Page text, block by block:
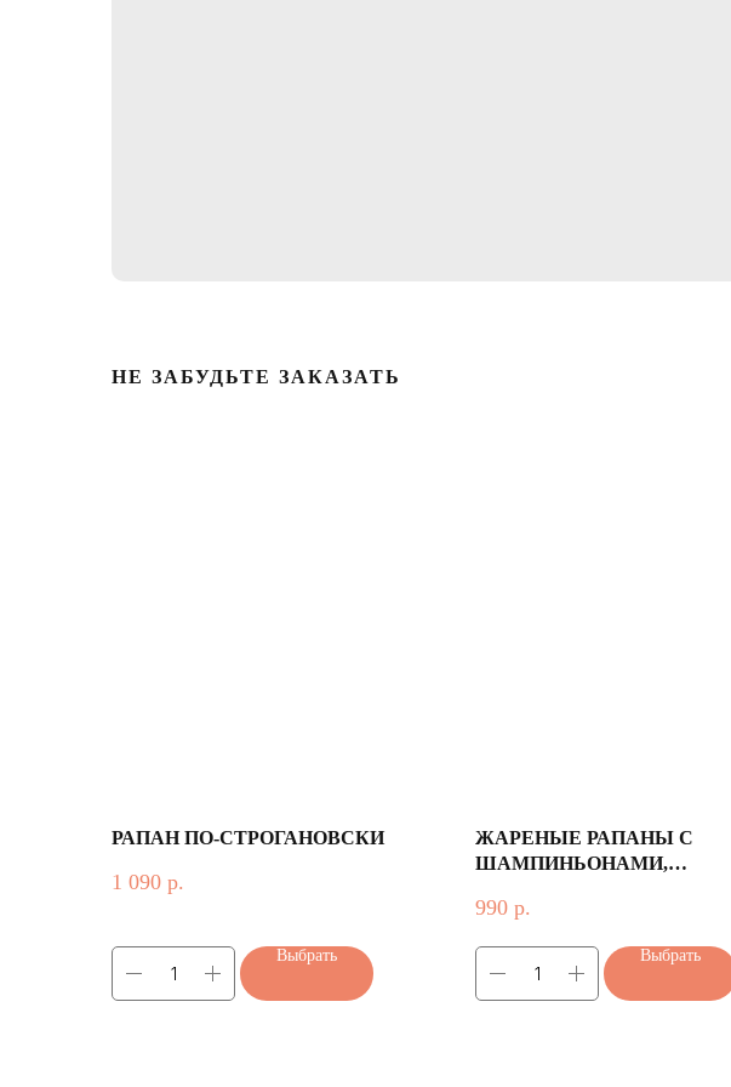
НЕ ЗАБУДЬТЕ ЗАКАЗАТЬ
РАПАН ПО-СТРОГАНОВСКИ
1 090 р.
Выбрать
ЖАРЕНЫЕ РАПАНЫ С
ШАМПИНЬОНАМИ,
КРАСНЫМ РИСОМ
990 р.
Выбрать